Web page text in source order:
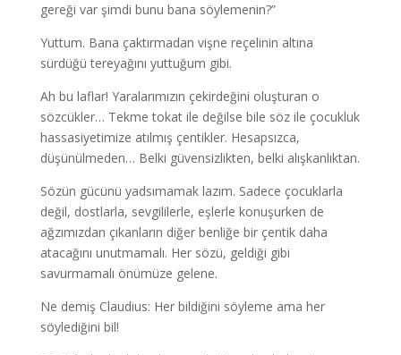
gereği var şimdi bunu bana söylemenin?”
Yuttum. Bana çaktırmadan vişne reçelinin altına
sürdüğü tereyağını yuttuğum gibi.
Ah bu laflar! Yaralarımızın çekirdeğini oluşturan o
sözcükler… Tekme tokat ile değilse bile söz ile çocukluk
hassasiyetimize atılmış çentikler. Hesapsızca,
düşünülmeden… Belki güvensizlikten, belki alışkanlıktan.
Sözün gücünü yadsımamak lazım. Sadece çocuklarla
değil, dostlarla, sevgililerle, eşlerle konuşurken de
ağzımızdan çıkanların diğer benliğe bir çentik daha
atacağını unutmamalı. Her sözü, geldiği gibi
savurmamalı önümüze gelene.
Ne demiş Claudius: Her bildiğini söyleme ama her
söylediğini bil!